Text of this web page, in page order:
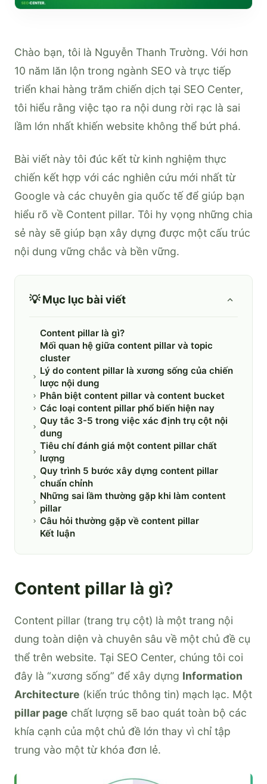
Chào bạn, tôi là Nguyễn Thanh Trường. Với hơn
10 năm lăn lộn trong ngành SEO và trực tiếp
triển khai hàng trăm chiến dịch tại SEO Center,
tôi hiểu rằng việc tạo ra nội dung rời rạc là sai
lầm lớn nhất khiến website không thể bứt phá.
Bài viết này tôi đúc kết từ kinh nghiệm thực
chiến kết hợp với các nghiên cứu mới nhất từ
Google và các chuyên gia quốc tế để giúp bạn
hiểu rõ về Content pillar. Tôi hy vọng những chia
sẻ này sẽ giúp bạn xây dựng được một cấu trúc
nội dung vững chắc và bền vững.
💡 Mục lục bài viết
Content pillar là gì?
Mối quan hệ giữa content pillar và topic
cluster
Lý do content pillar là xương sống của chiến
lược nội dung
Phân biệt content pillar và content bucket
Các loại content pillar phổ biến hiện nay
Quy tắc 3-5 trong việc xác định trụ cột nội
dung
Tiêu chí đánh giá một content pillar chất
lượng
Quy trình 5 bước xây dựng content pillar
chuẩn chỉnh
Những sai lầm thường gặp khi làm content
pillar
Câu hỏi thường gặp về content pillar
Kết luận
Content pillar là gì?
Content pillar (trang trụ cột) là một trang nội
dung toàn diện và chuyên sâu về một chủ đề cụ
thể trên website. Tại SEO Center, chúng tôi coi
đây là “xương sống” để xây dựng Information
Architecture (kiến trúc thông tin) mạch lạc. Một
pillar page chất lượng sẽ bao quát toàn bộ các
khía cạnh của một chủ đề lớn thay vì chỉ tập
trung vào một từ khóa đơn lẻ.